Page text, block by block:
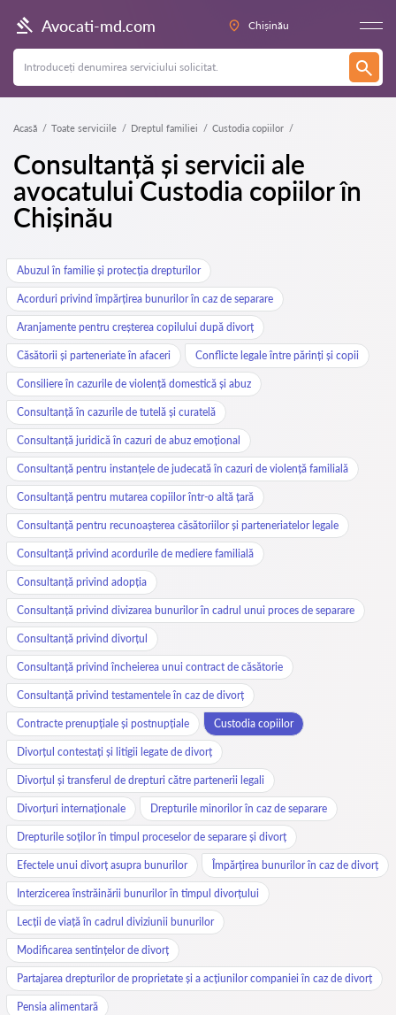
Avocati-md.com Chișinău
Acasă Toate serviciile Dreptul familiei Custodia copiilor
Consultanță și servicii ale
avocatului Custodia copiilor în
Chișinău
Abuzul în familie și protecția drepturilor
Acorduri privind împărțirea bunurilor în caz de separare
Aranjamente pentru creșterea copilului după divorț
Căsătorii și parteneriate în afaceri Conflicte legale între părinți și copii
Consiliere în cazurile de violență domestică și abuz
Consultanță în cazurile de tutelă și curatelă
Consultanță juridică în cazuri de abuz emoțional
Consultanță pentru instanțele de judecată în cazuri de violență familială
Consultanță pentru mutarea copiilor într-o altă țară
Consultanță pentru recunoașterea căsătoriilor și parteneriatelor legale
Consultanță privind acordurile de mediere familială
Consultanță privind adopția
Consultanță privind divizarea bunurilor în cadrul unui proces de separare
Consultanță privind divorțul
Consultanță privind încheierea unui contract de căsătorie
Consultanță privind testamentele în caz de divorț
Contracte prenupțiale și postnupțiale Custodia copiilor
Divorțul contestați și litigii legate de divorț
Divorțul și transferul de drepturi către partenerii legali
Divorțuri internaționale Drepturile minorilor în caz de separare
Drepturile soților în timpul proceselor de separare și divorț
Efectele unui divorț asupra bunurilor Împărțirea bunurilor în caz de divorț
Interzicerea înstrăinării bunurilor în timpul divorțului
Lecții de viață în cadrul diviziunii bunurilor
Modificarea sentințelor de divorț
Partajarea drepturilor de proprietate și a acțiunilor companiei în caz de divorț
Pensia alimentară